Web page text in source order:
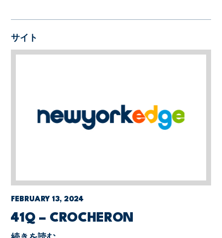
サイト
FEBRUARY 13, 2024
41Q – CROCHERON